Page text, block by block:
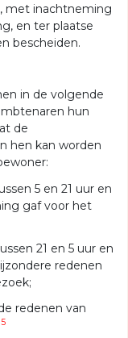
met inachtneming
en ter plaatse
bescheiden.
in de volgende
hun
de
hen kan worden
5 en 21 uur en
gaf voor het
21 en 5 uur en
redenen
redenen van
5